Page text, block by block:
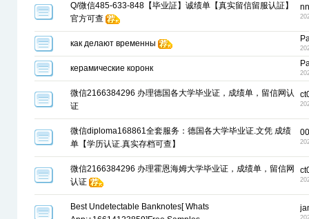
Q/微信485-633-848【毕业証】诚绩单【真实留信留服认証】
官方可查
как делают временны
керамические коронк
微信2166384296 办理德国各大学毕业证，成绩单，留信网认
证
微信diploma168861全套服务：德国各大学毕业证.文凭 成绩
单【学历认证.真实存档可查】
微信2166384296 办理霍恩海姆大学毕业证，成绩单，留信网
认证
Best Undetectable Banknotes[ Whats